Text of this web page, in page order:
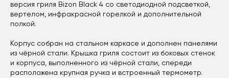
версия гриля Bizon Black 4 со светодиодной подсветкой,
вертелом, инфракрасной горелкой и дополнительной
полкой.
Корпус собран на стальном каркасе и дополнен панелями
из чёрной стали. Крышка гриля состоит из боковых стенок
и корпуса, выполненного из чёрной стали, спереди
расположена крупная ручка и встроенный термометр.